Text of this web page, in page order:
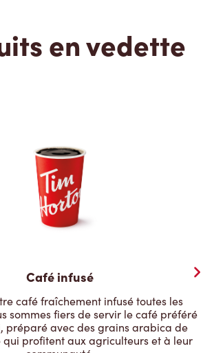
en vedette
Café infusé
café fraîchement infusé toutes les
sommes fiers de servir le café préféré
préparé avec des grains arabica de
qui profitent aux agriculteurs et à leur